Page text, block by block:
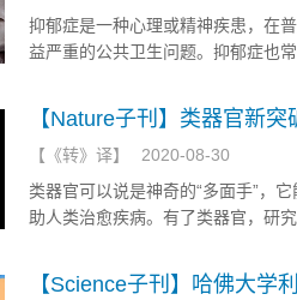
抑郁症是一种心理或精神疾患，在
益严重的公共卫生问题。抑郁症也
【Nature子刊】类器官新
【 《转》译】
2020-08-30
类器官可以说是神奇的“多面手”，
助人类治愈疾病。有了类器官，研
了两项关于类器官的新研究，是类
【Science子刊】哈佛大学